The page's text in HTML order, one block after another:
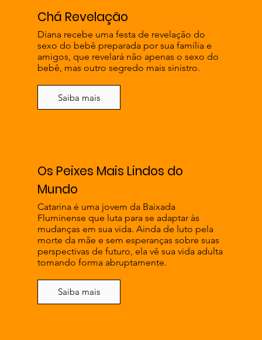
Chá Revelação
Diana recebe uma festa de revelação do
sexo do bebê preparada por sua família e
amigos, que revelará não apenas o sexo do
bebê, mas outro segredo mais sinistro.
Saiba mais
Os Peixes Mais Lindos do
Mundo
Catarina é uma jovem da Baixada
Fluminense que luta para se adaptar às
mudanças em sua vida. Ainda de luto pela
morte da mãe e sem esperanças sobre suas
perspectivas de futuro, ela vê sua vida adulta
tomando forma abruptamente.
Saiba mais